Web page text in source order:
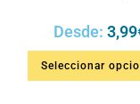
Desde: 3,99
Seleccionar